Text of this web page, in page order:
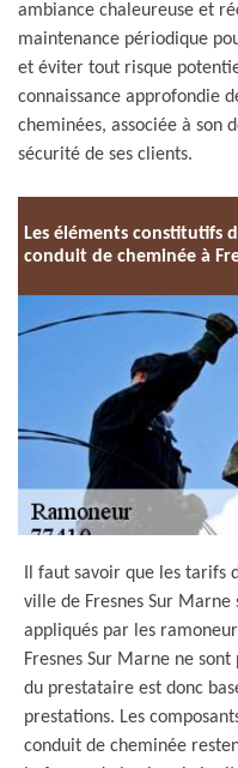
ambiance chaleureuse et
maintenance périodique
et éviter tout risque
connaissance approfondie
cheminées, associée à son
sécurité de ses clients.
Les éléments constitutifs
conduit de cheminée à
Il faut savoir que les tarifs
ville de Fresnes Sur
appliqués par les
Fresnes Sur Marne ne
du prestataire est donc
prestations. Les
conduit de cheminée